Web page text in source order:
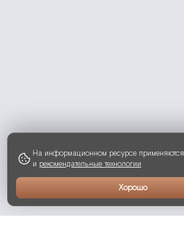
На информационном ресурсе применяются
и рекомендательные технологии
Хорошо